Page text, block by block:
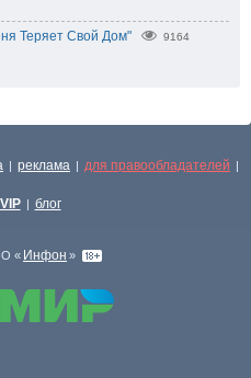
Теряет Свой Дом" 9164
| реклама | для правообладателей |
| блог
« Инфон »